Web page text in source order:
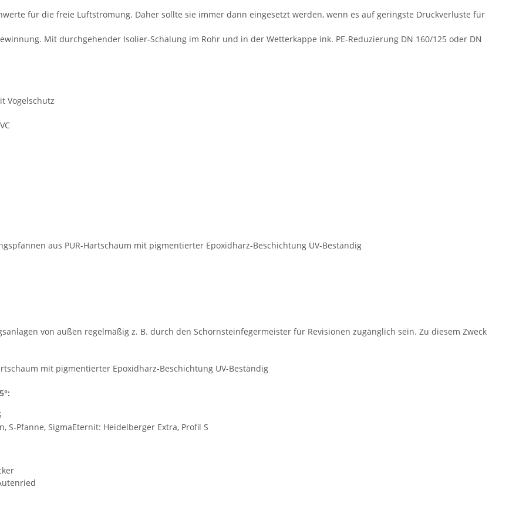
für die freie Luftströmung. Daher sollte sie immer dann eingesetzt werden, wenn es auf geringste Druckverluste für
Mit durchgehender Isolier-Schalung im Rohr und in der Wetterkappe ink. PE-Reduzierung DN 160/125 oder DN
Vogelschutz
aus PUR-Hartschaum mit pigmentierter Epoxidharz-Beschichtung UV-Beständig
von außen regelmäßig z. B. durch den Schornsteinfegermeister für Revisionen zugänglich sein. Zu diesem Zweck
mit pigmentierter Epoxidharz-Beschichtung UV-Beständig
S-Pfanne, SigmaEternit: Heidelberger Extra, Profil S